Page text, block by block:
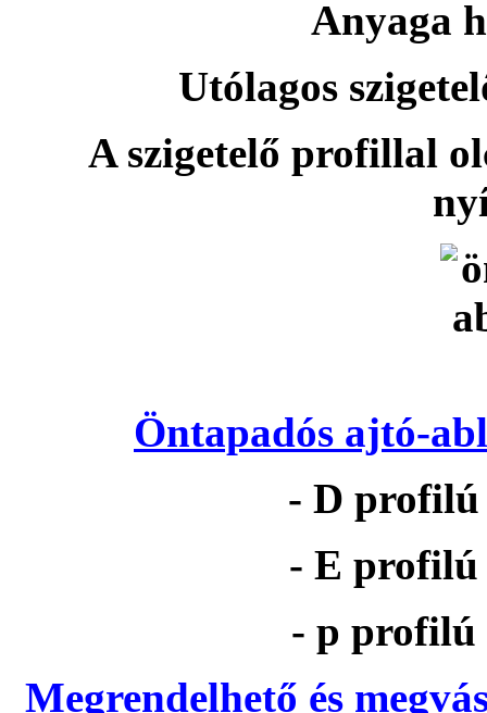
Anyaga
Utólagos
A szigetelő profillal
Öntapadós ajtó-
- D profilú
- E profilú
- p profilú
Megrendelhető és